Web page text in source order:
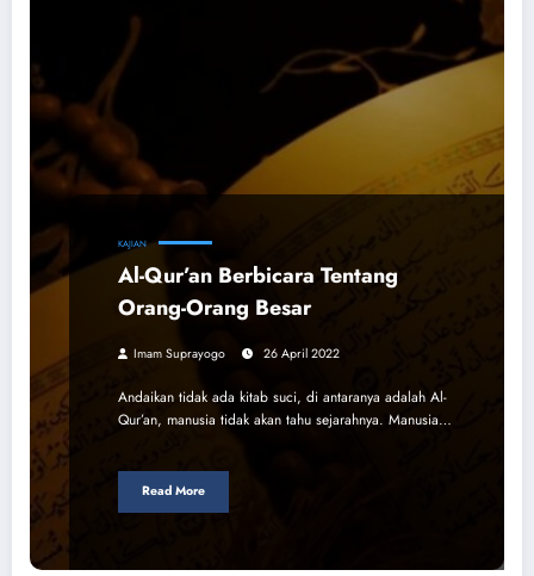
KAJIAN
Al-Qur’an Berbicara Tentang
Orang-Orang Besar
​​​​​​​Imam Suprayogo 26 April 2022
Andaikan tidak ada kitab suci, di antaranya adalah Al-
Qur’an, manusia tidak akan tahu sejarahnya. Manusia…
Read More